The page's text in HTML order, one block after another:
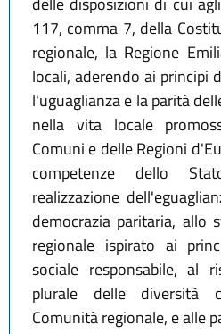
117, comma 7, della
regionale, la Regione
locali, aderendo ai principi
l'uguaglianza e la parità
nella vita locale
Comuni e delle Regioni
competenze dello
realizzazione
democrazia paritaria, allo
regionale ispirato ai
sociale responsabile, al
plurale delle diversità
Comunità regionale, e alle